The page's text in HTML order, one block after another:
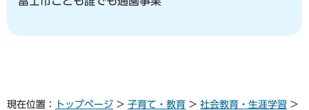
現在位置： トップページ > 子育て・教育 > 社会教育・生涯学習 >